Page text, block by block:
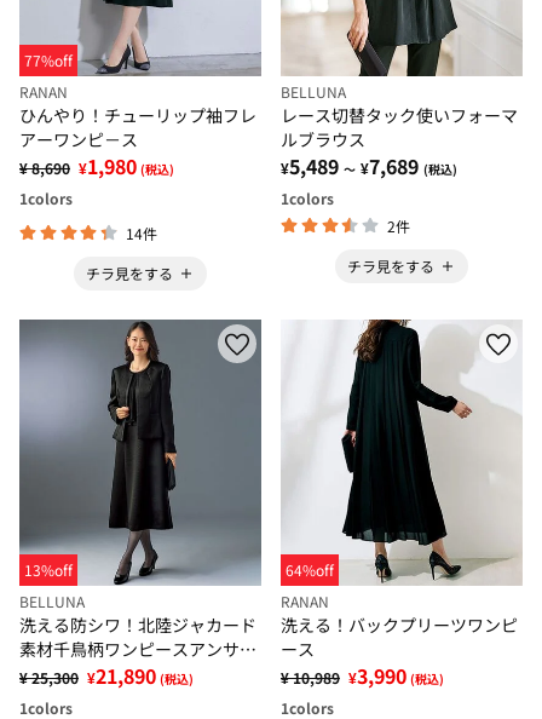
77%off
RANAN
ひんやり！チューリップ袖フレ
アーワンピ－ス
¥ 8,690 ¥1,980 (税込)
1colors
14件
チラ見をする
BELLUNA
レース切替タック使いフォーマ
ルブラウス
¥5,489 ～ ¥7,689 (税込)
1colors
2件
チラ見をする
13%off
BELLUNA
洗える防シワ！北陸ジャカード
素材千鳥柄ワンピースアンサン
ブル
¥ 25,300 ¥21,890 (税込)
1colors
64%off
RANAN
洗える！バックプリーツワンピ
ース
¥ 10,989 ¥3,990 (税込)
1colors